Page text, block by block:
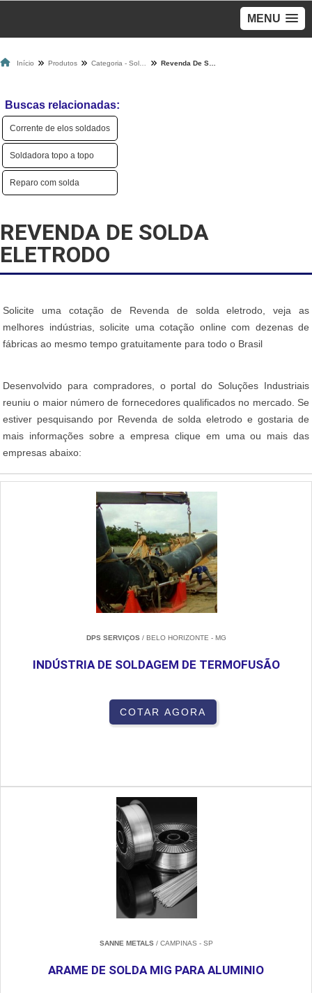
MENU
Início Produtos
Buscas relacionadas:
Corrente de elos soldados
Soldadora topo a topo
Reparo com solda
REVENDA DE SOLDA
ELETRODO
Solicite uma cotação de Revenda de solda eletrodo, veja as
melhores indústrias, solicite uma cotação online com dezenas de
fábricas ao mesmo tempo gratuitamente para todo o Brasil
Desenvolvido para compradores, o portal do Soluções Industriais
reuniu o maior número de fornecedores qualificados no mercado. Se
estiver pesquisando por Revenda de solda eletrodo e gostaria de
mais informações sobre a empresa clique em uma ou mais das
empresas abaixo:
DPS SERVIÇOS/ BELO HORIZONTE - MG
INDÚSTRIA DE SOLDAGEM DE TERMOFUSÃO
COTAR AGORA
SANNE METALS/ CAMPINAS - SP
ARAME DE SOLDA MIG PARA ALUMINIO